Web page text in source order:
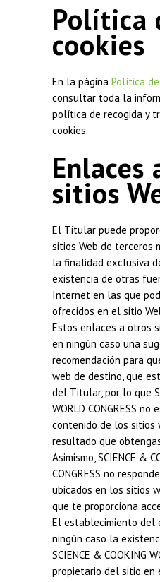
Política
cookies
En la página Política de
consultar toda la
política de recogida y
cookies.
Enlaces
sitios
El Titular puede
sitios Web de terceros
la finalidad exclusiva
existencia de otras
Internet en las que
ofrecidos en el sitio
Estos enlaces a otros
en ningún caso una
recomendación para
web de destino, que
del Titular, por lo que
WORLD CONGRESS
contenido de los sitios
resultado que
Asimismo, SCIENCE &
CONGRESS no
ubicados en los sitios
que te proporciona
El establecimiento del
ningún caso la
SCIENCE & COOKING
propietario del sitio en